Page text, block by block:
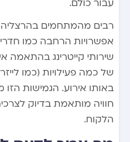
עבור כולם.
רבים מהמתחמים בהרצליה
אפשרויות הרחבה כמו חדרי
שירותי קייטרינג בהתאמה
של כמה פעילויות (כמו
באותו אירוע. הגמישות
חוויה מותאמת בדיוק
הלקוח.